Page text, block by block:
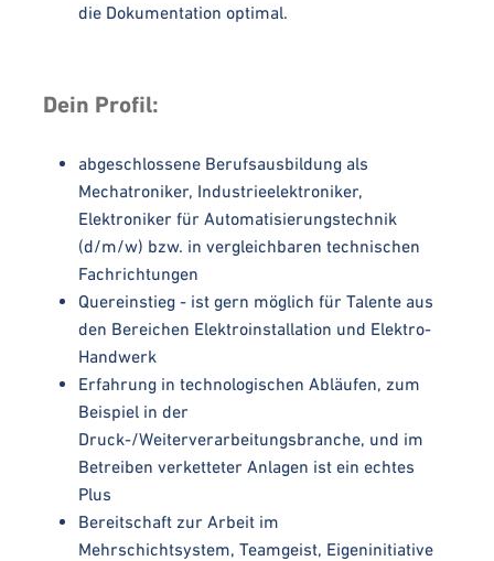
die Dokumentation optimal.
Dein Profil:
abgeschlossene Berufsausbildung als
Mechatroniker, Industrieelektroniker,
Elektroniker für Automatisierungstechnik
(d/m/w) bzw. in vergleichbaren technischen
Fachrichtungen
Quereinstieg - ist gern möglich für Talente aus
den Bereichen Elektroinstallation und Elektro-
Handwerk
Erfahrung in technologischen Abläufen, zum
Beispiel in der
Druck-/Weiterverarbeitungsbranche, und im
Betreiben verketteter Anlagen ist ein echtes
Plus
Bereitschaft zur Arbeit im
Mehrschichtsystem, Teamgeist, Eigeninitiative